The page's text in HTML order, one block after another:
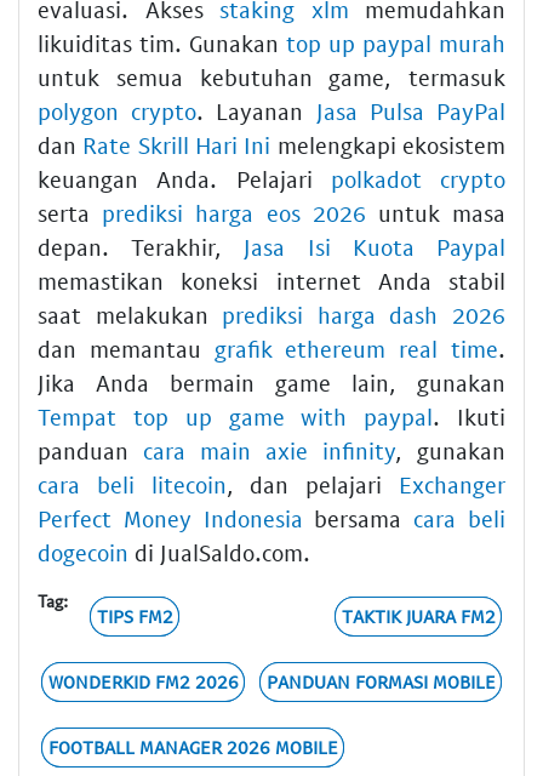
evaluasi. Akses staking xlm memudahkan
likuiditas tim. Gunakan top up paypal murah
untuk semua kebutuhan game, termasuk
polygon crypto. Layanan Jasa Pulsa PayPal
dan Rate Skrill Hari Ini melengkapi ekosistem
keuangan Anda. Pelajari polkadot crypto
serta prediksi harga eos 2026 untuk masa
depan. Terakhir, Jasa Isi Kuota Paypal
memastikan koneksi internet Anda stabil
saat melakukan prediksi harga dash 2026
dan memantau grafik ethereum real time.
Jika Anda bermain game lain, gunakan
Tempat top up game with paypal. Ikuti
panduan cara main axie infinity, gunakan
cara beli litecoin, dan pelajari Exchanger
Perfect Money Indonesia bersama cara beli
dogecoin di JualSaldo.com.
Tag:
TIPS FM2 TAKTIK JUARA FM2
WONDERKID FM2 2026 PANDUAN FORMASI MOBILE
FOOTBALL MANAGER 2026 MOBILE